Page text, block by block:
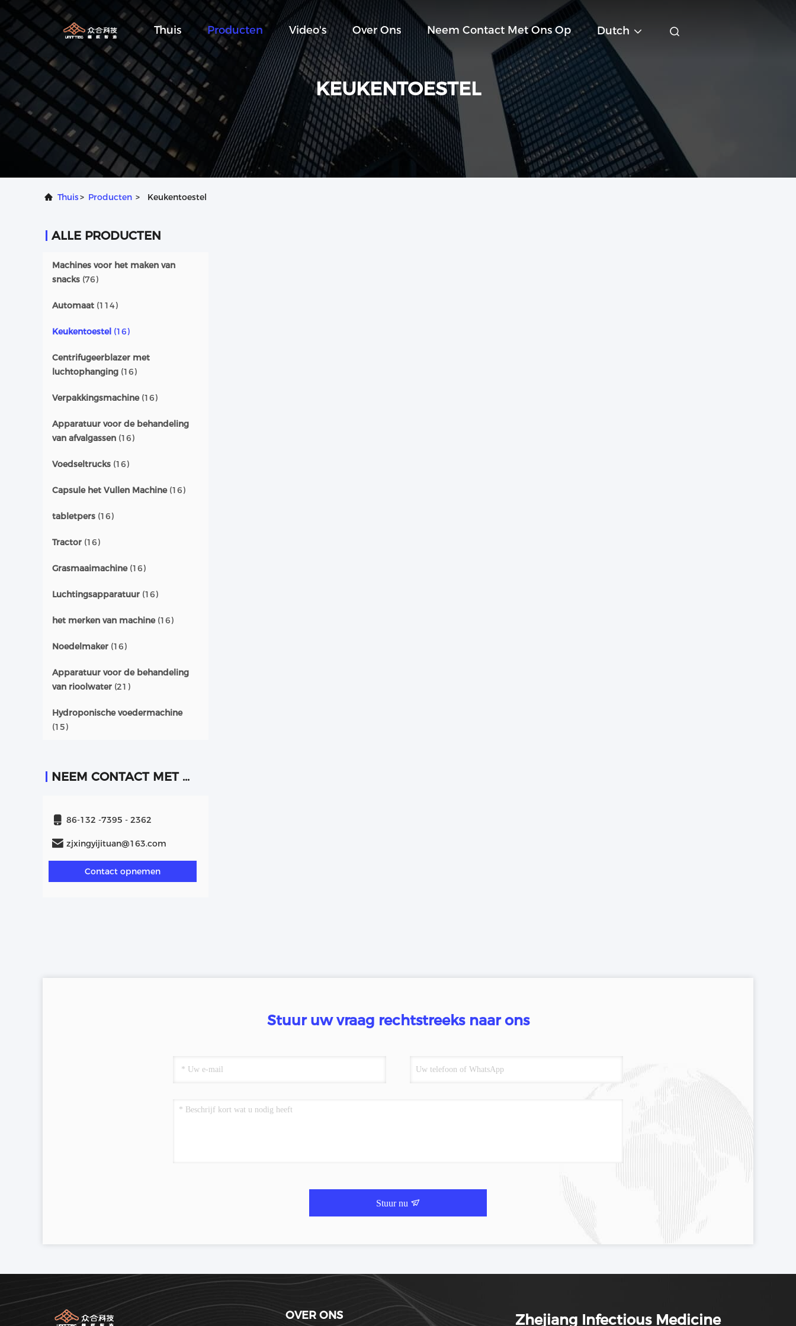
Thuis Producten Video's Over Ons Neem Contact Met Ons Op Dutch
KEUKENTOESTEL
Thuis> Producten > Keukentoestel
ALLE PRODUCTEN
Machines voor het maken van
snacks (76)
Automaat (114)
Keukentoestel (16)
Centrifugeerblazer met
luchtophanging (16)
Verpakkingsmachine(16)
Apparatuur voor de behandeling
van afvalgassen (16)
Voedseltrucks (16)
Capsule het Vullen Machine(16)
tabletpers (16)
Tractor (16)
Grasmaaimachine(16)
Luchtingsapparatuur (16)
het merken van machine(16)
Noedelmaker (16)
Apparatuur voor de behandeling
van rioolwater (21)
Hydroponische voedermachine
(15)
NEEM CONTACT MET ONS OP
86-132 -7395 - 2362
zjxingyijituan@163.com
Contact opnemen
Stuur uw vraag rechtstreeks naar ons
Stuur nu
OVER ONS Zhejiang Infectious Medicine